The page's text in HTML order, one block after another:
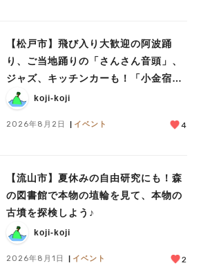
【松戸市】飛び入り大歓迎の阿波踊
り、ご当地踊りの「さんさん音頭」、
ジャズ、キッチンカーも！「小金宿ま
つり」8/28-30開催！
koji-koji
2026年8月2日 イベント 4
【流山市】夏休みの自由研究にも！森
の図書館で本物の埴輪を見て、本物の
古墳を探検しよう♪
koji-koji
2026年8月1日 イベント 2